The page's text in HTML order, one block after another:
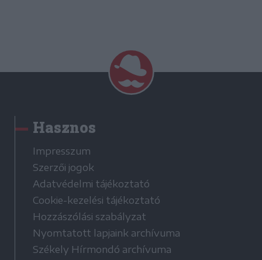
Hasznos
Impresszum
Szerzői jogok
Adatvédelmi tájékoztató
Cookie-kezelési tájékoztató
Hozzászólási szabályzat
Nyomtatott lapjaink archívuma
Székely Hírmondó archívuma